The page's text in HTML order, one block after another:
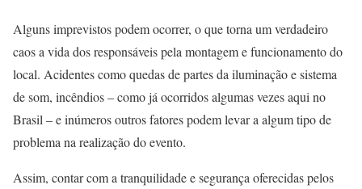
Alguns imprevistos podem ocorrer, o que torna um verdadeiro
caos a vida dos responsáveis pela montagem e funcionamento do
local. Acidentes como quedas de partes da iluminação e sistema
de som, incêndios – como já ocorridos algumas vezes aqui no
Brasil – e inúmeros outros fatores podem levar a algum tipo de
problema na realização do evento.
Assim, contar com a tranquilidade e segurança oferecidas pelos